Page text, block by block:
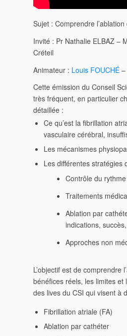
Sujet : Comprendre
Invité : Pr Nathalie ELBAZ –
Créteil
Animateur : Louis FOUCHÉ
Cette émission du Conseil
très fréquent, en particulier
détaillée :
Ce qu’est la fibrillation
vasculaire cérébral,
Les mécanismes
Les différentes stratégies
Contrôle du
Traitements
Ablation par
indications,
Approches non
L’objectif est de comprendre
bénéfices réels, les limites
des lives du CSI qui visent à
Fibrillation atriale (FA)
Ablation par cathéter